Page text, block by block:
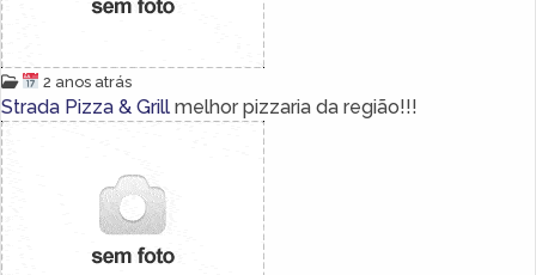
2 anos atrás
Strada Pizza & Grill melhor pizzaria da região!!!